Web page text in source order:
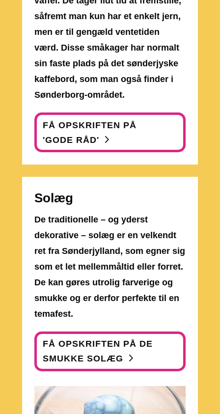
såfremt man kun har et enkelt jern,
men er til gengæld ventetiden
værd. Disse småkager har normalt
sin faste plads på det sønderjyske
kaffebord, som man også finder i
Sønderborg-området.
FÅ OPSKRIFTEN PÅ
'GODE RÅD'
Solæg
De traditionelle – og yderst
dekorative – solæg er en velkendt
ret fra Sønderjylland, som egner sig
som et let mellemmåltid eller forret.
De kan gøres utrolig farverige og
smukke og er derfor perfekte til en
temafest.
FÅ OPSKRIFTEN PÅ DE
SMUKKE SOLÆG